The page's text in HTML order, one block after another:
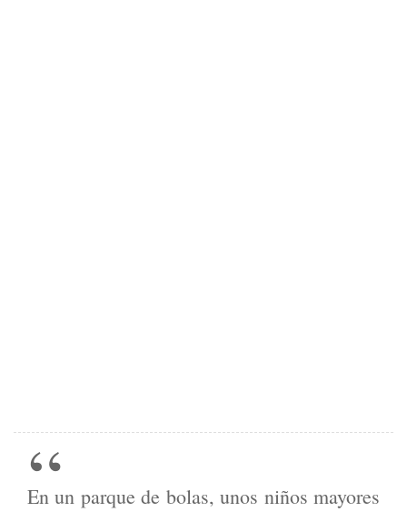
En un parque de bolas, unos niños mayores